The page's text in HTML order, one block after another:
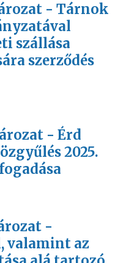
- Tárnok
szállása
szerződés
- Érd
2025.
-
valamint az